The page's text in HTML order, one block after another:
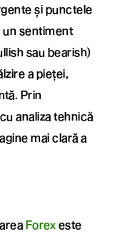
și punctele
un sentiment
sau bearish)
a pieței,
Prin
analiza tehnică
mai clară a
Forex este